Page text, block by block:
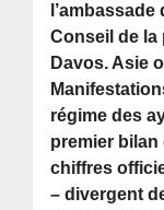
Conseil de la
Davos. Asie
régime des
premier bilan
chiffres
– divergent